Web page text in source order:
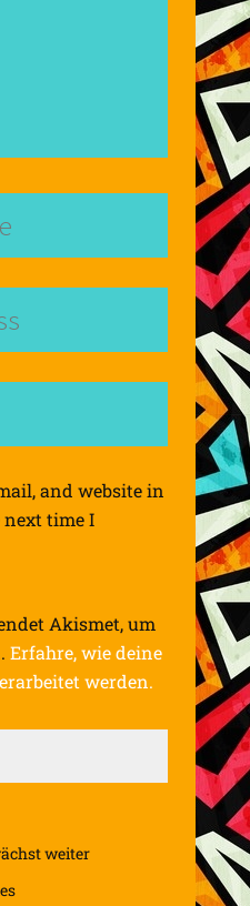
and website in
time I
Akismet, um
Erfahre, wie deine
werden.
weiter